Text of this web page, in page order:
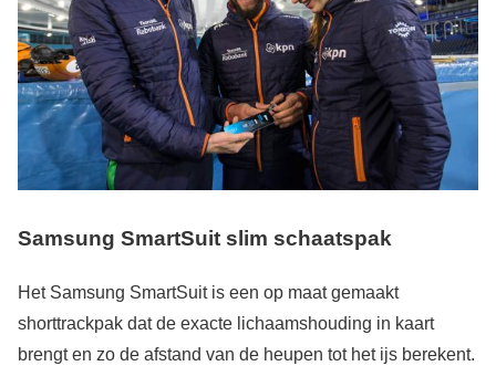
Samsung SmartSuit slim schaatspak
Het Samsung SmartSuit is een op maat gemaakt
shorttrackpak dat de exacte lichaamshouding in kaart
brengt en zo de afstand van de heupen tot het ijs berekent.